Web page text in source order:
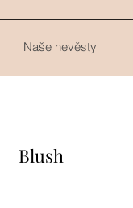
Naše nevěsty
Blush